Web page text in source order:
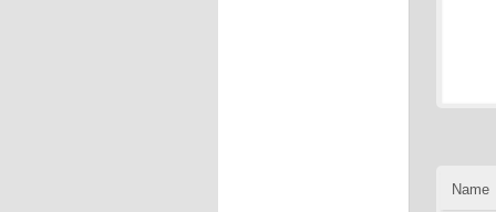
Name